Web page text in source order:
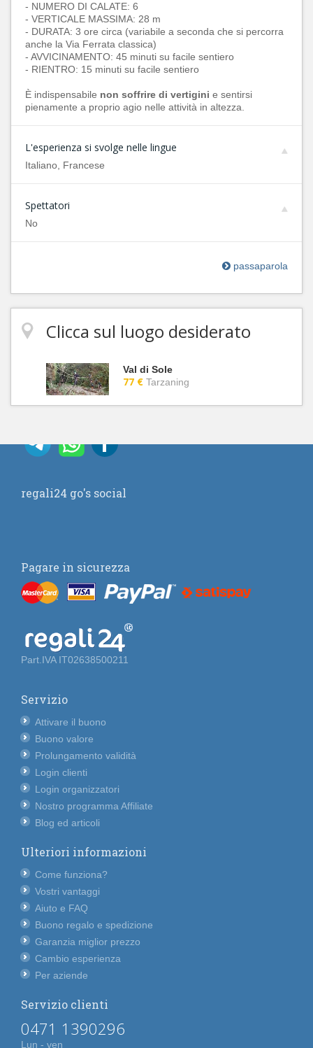
- NUMERO DI CALATE: 6
- VERTICALE MASSIMA: 28 m
- DURATA: 3 ore circa (variabile a seconda che si percorra
anche la Via Ferrata classica)
- AVVICINAMENTO: 45 minuti su facile sentiero
- RIENTRO: 15 minuti su facile sentiero
È indispensabile non soffrire di vertigini e sentirsi
pienamente a proprio agio nelle attività in altezza.
L'esperienza si svolge nelle lingue
Italiano, Francese
Spettatori
No
passaparola
Clicca sul luogo desiderato
Val di Sole
77 € Tarzaning
regali24 go's social
Pagare in sicurezza
Part.IVA IT02638500211
Servizio
Attivare il buono
Buono valore
Prolungamento validità
Login clienti
Login organizzatori
Nostro programma Affiliate
Blog ed articoli
Ulteriori informazioni
Come funziona?
Vostri vantaggi
Aiuto e FAQ
Buono regalo e spedizione
Garanzia miglior prezzo
Cambio esperienza
Per aziende
Servizio clienti
0471 1390296
Lun - ven